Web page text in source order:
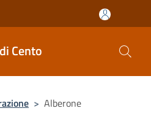
Cento
> Alberone